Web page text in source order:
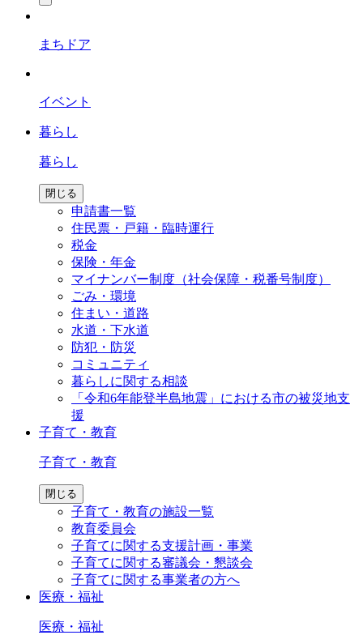
まちドア
イベント
暮らし
暮らし
閉じる
申請書一覧
住民票・戸籍・臨時運行
税金
保険・年金
マイナンバー制度（社会保障・税番号制度）
ごみ・環境
住まい・道路
水道・下水道
防犯・防災
コミュニティ
暮らしに関する相談
「令和6年能登半島地震」における市の被災地支
援
子育て・教育
子育て・教育
閉じる
子育て・教育の施設一覧
教育委員会
子育てに関する支援計画・事業
子育てに関する審議会・懇談会
子育てに関する事業者の方へ
医療・福祉
医療・福祉